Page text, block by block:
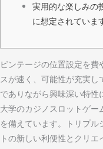
実用的な楽しみの
に想定されていま
ビンテージの位置設定を
スが速く、可能性が充実
でありながら興味深い特
大学のカジノスロットゲ
を備えています。トリプ
トの新しい利便性とクリ